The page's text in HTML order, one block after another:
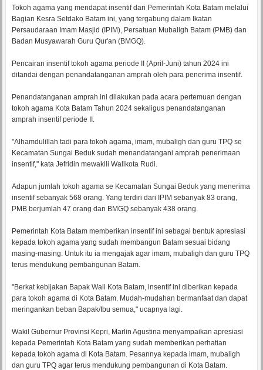
Tokoh agama yang mendapat insentif dari Pemerintah Kota Batam melalui
Bagian Kesra Setdako Batam ini, yang tergabung dalam Ikatan
Persaudaraan Imam Masjid (IPIM), Persatuan Mubaligh Batam (PMB) dan
Badan Musyawarah Guru Qur'an (BMGQ).
Pencairan insentif tokoh agama periode II (April-Juni) tahun 2024 ini
ditandai dengan penandatanganan amprah oleh para penerima insentif.
Penandatanganan amprah ini dilakukan pada acara pertemuan dengan
tokoh agama Kota Batam Tahun 2024 sekaligus penandatanganan
amprah insentif periode II.
"Alhamdulillah tadi para tokoh agama, imam, mubaligh dan guru TPQ se
Kecamatan Sungai Beduk sudah menandatangani amprah penerimaan
insentif," kata Jefridin mewakili Walikota Rudi.
Adapun jumlah tokoh agama se Kecamatan Sungai Beduk yang menerima
insentif sebanyak 568 orang. Yang terdiri dari IPIM sebanyak 83 orang,
PMB berjumlah 47 orang dan BMGQ sebanyak 438 orang.
Pemerintah Kota Batam memberikan insentif ini sebagai bentuk apresiasi
kepada tokoh agama yang sudah membangun Batam sesuai bidang
masing-masing. Untuk itu ia mengajak agar imam, mubaligh dan guru TPQ
terus mendukung pembangunan Batam.
"Berkat kebijakan Bapak Wali Kota Batam, insentif ini diberikan kepada
para tokoh agama di Kota Batam. Mudah-mudahan bermanfaat dan dapat
meringankan beban Bapak/Ibu semua," ucapnya lagi.
Wakil Gubernur Provinsi Kepri, Marlin Agustina menyampaikan apresiasi
kepada Pemerintah Kota Batam yang sudah memberikan perhatian
kepada tokoh agama di Kota Batam. Pesannya kepada imam, mubaligh
dan guru TPQ agar terus mendukung pembangunan di Kota Batam.